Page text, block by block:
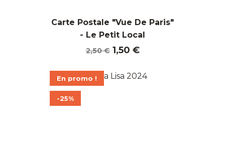
Carte Postale "Vue De Paris"
- Le Petit Local
Prix
base
2,50 € Prix
1,50 €
En promo !
-25%